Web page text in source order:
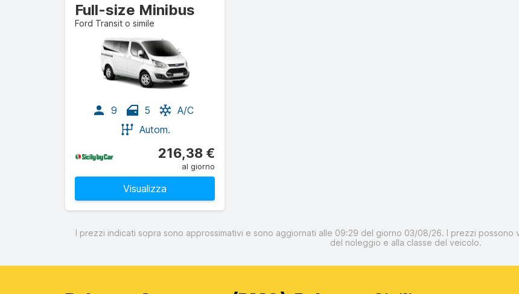
Full-size Minibus
Ford Transit o simile
9 5
A/C
Autom.
216,38 €
al giorno
Visualizza
I prezzi indicati sopra sono approssimativi e sono aggiornati alle 09:29 del giorno 03/08/26. I prezzi possono
del noleggio e alla classe del veicolo.